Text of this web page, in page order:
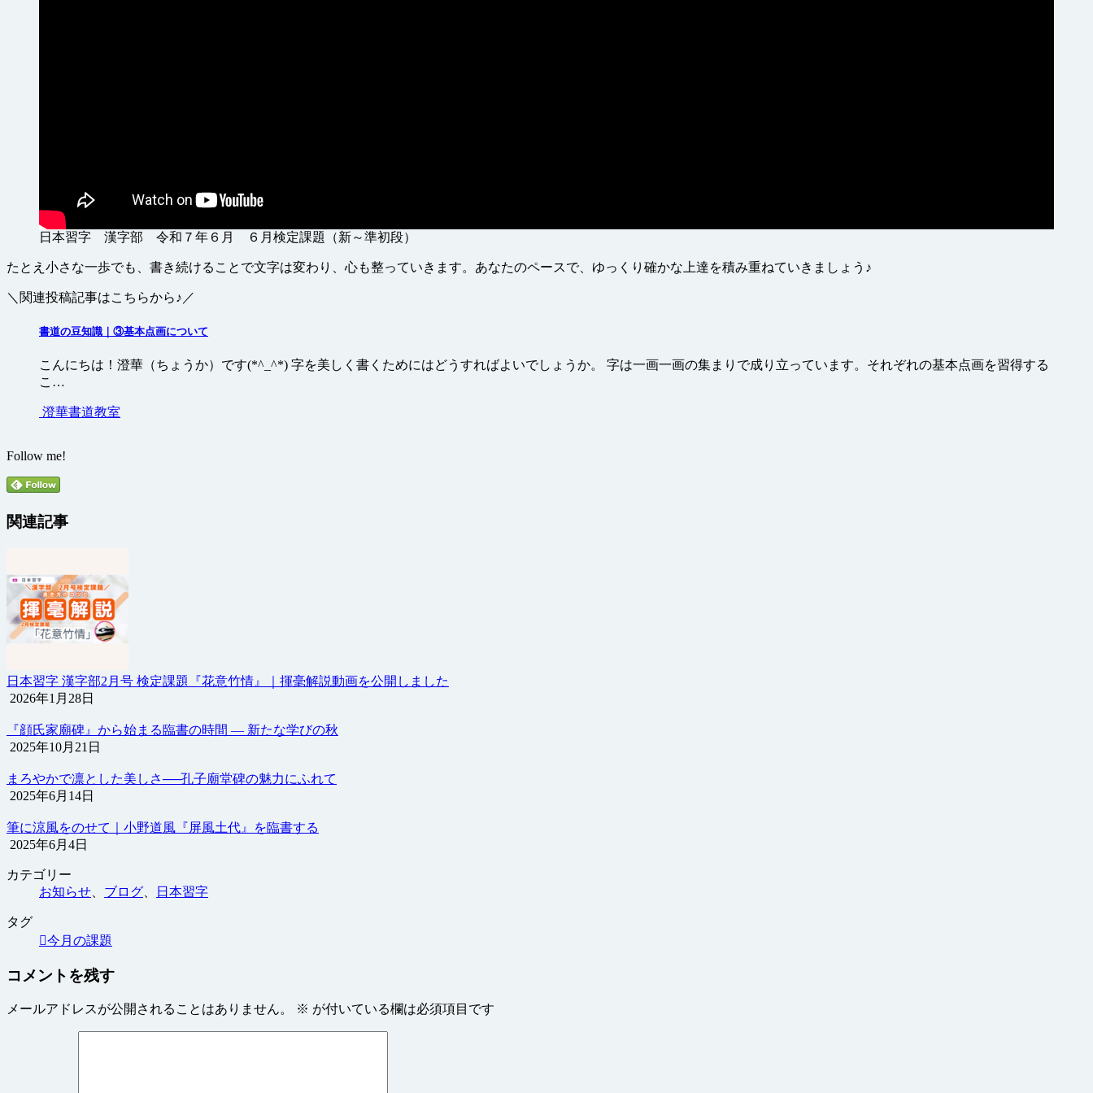
日本習字 漢字部 令和７年６月 ６月検定課題（新～準初段）
たとえ小さな一歩でも、書き続けることで文字は変わり、心も整っていきます。あなたのペースで、ゆっくり確かな上達を積み重ねていきましょう♪
＼関連投稿記事はこちらから♪／
書道の豆知識｜③基本点画について
こんにちは！澄華（ちょうか）です(*^_^*) 字を美しく書くためにはどうすればよいでしょうか。 字は一画一画の集まりで成り立っています。それぞれの基本点画を習得する
こ…
澄華書道教室
Follow me!
関連記事
日本習字 漢字部2月号 検定課題『花意竹情』｜揮毫解説動画を公開しました
2026年1月28日
『顔氏家廟碑』から始まる臨書の時間 ― 新たな学びの秋
2025年10月21日
まろやかで凛とした美しさ──孔子廟堂碑の魅力にふれて
2025年6月14日
筆に涼風をのせて｜小野道風『屏風土代』を臨書する
2025年6月4日
カテゴリー
お知らせ
ブログ 日本習字
タグ
今月の課題
コメントを残す
メールアドレスが公開されることはありません。 ※ が付いている欄は必須項目です